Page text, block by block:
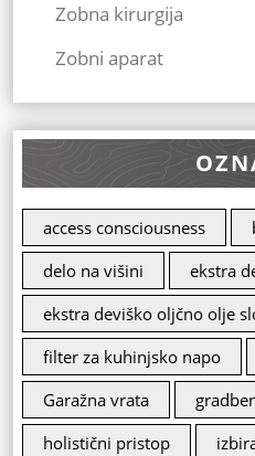
Zobna kirurgija
Zobni aparat
access consciousness
delo na višini
ekstra
ekstra deviško oljčno olje
filter za kuhinjsko napo
Garažna vrata
holistični pristop